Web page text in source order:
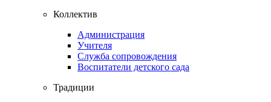
Коллектив
Администрация
Учителя
Служба сопровождения
Воспитатели детского сада
Традиции